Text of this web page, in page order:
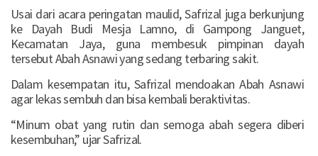
Usai dari acara peringatan maulid, Safrizal juga berkunjung
ke Dayah Budi Mesja Lamno, di Gampong Janguet,
Kecamatan Jaya, guna membesuk pimpinan dayah
tersebut Abah Asnawi yang sedang terbaring sakit.
Dalam kesempatan itu, Safrizal mendoakan Abah Asnawi
agar lekas sembuh dan bisa kembali beraktivitas.
“Minum obat yang rutin dan semoga abah segera diberi
kesembuhan,” ujar Safrizal.